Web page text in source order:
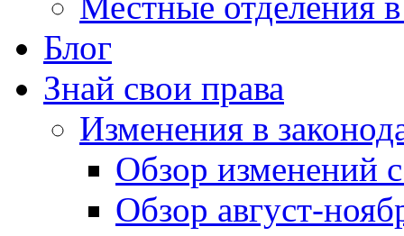
Блог
Знай свои права
Изменения в
Обзор изменений
Обзор август-